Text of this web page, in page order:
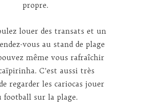
propre.
louer des transats et un
vous au stand de plage
même vous rafraîchir
C’est aussi très
regarder les cariocas jouer
football sur la plage.